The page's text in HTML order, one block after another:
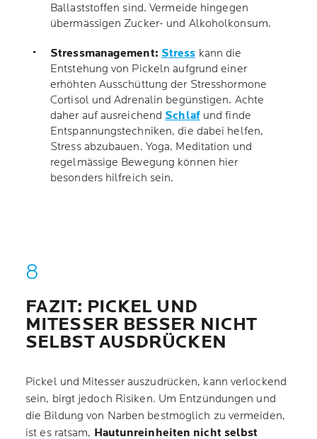
Ballaststoffen sind. Vermeide hingegen
übermässigen Zucker- und Alkoholkonsum.
Stressmanagement: Stress kann die
Entstehung von Pickeln aufgrund einer
erhöhten Ausschüttung der Stresshormone
Cortisol und Adrenalin begünstigen. Achte
daher auf ausreichend Schlafund finde
Entspannungstechniken, die dabei helfen,
Stress abzubauen. Yoga, Meditation und
regelmässige Bewegung können hier
besonders hilfreich sein.
FAZIT: PICKEL UND
MITESSER BESSER NICHT
SELBST AUSDRÜCKEN
Pickel und Mitesser auszudrücken, kann verlockend
sein, birgt jedoch Risiken. Um Entzündungen und
die Bildung von Narben bestmöglich zu vermeiden,
ist es ratsam, Hautunreinheiten nicht selbst